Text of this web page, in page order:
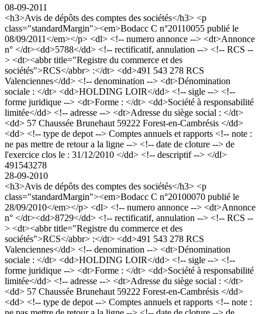
08-09-2011
<h3>Avis de dépôts des comptes des sociétés</h3> <p
class="standardMargin"><em>Bodacc C n°20110055 publié le
08/09/2011</em></p> <dl> <!-- numero annonce --> <dt>Annonce
n° </dt><dd>5788</dd> <!-- rectificatif, annulation --> <!-- RCS --
> <dt><abbr title="Registre du commerce et des
sociétés">RCS</abbr> :</dt> <dd>491 543 278 RCS
Valenciennes</dd> <!-- denomination --> <dt>Dénomination
sociale : </dt> <dd>HOLDING LOIR</dd> <!-- sigle --> <!--
forme juridique --> <dt>Forme : </dt> <dd>Société à responsabilité
limitée</dd> <!-- adresse --> <dt>Adresse du siège social : </dt>
<dd> 57 Chaussée Brunehaut 59222 Forest-en-Cambrésis </dd>
<dd> <!-- type de depot --> Comptes annuels et rapports <!-- note :
ne pas mettre de retour a la ligne --> <!-- date de cloture --> de
l'exercice clos le : 31/12/2010 </dd> <!-- descriptif --> </dl>
491543278
28-09-2010
<h3>Avis de dépôts des comptes des sociétés</h3> <p
class="standardMargin"><em>Bodacc C n°20100070 publié le
28/09/2010</em></p> <dl> <!-- numero annonce --> <dt>Annonce
n° </dt><dd>8729</dd> <!-- rectificatif, annulation --> <!-- RCS --
> <dt><abbr title="Registre du commerce et des
sociétés">RCS</abbr> :</dt> <dd>491 543 278 RCS
Valenciennes</dd> <!-- denomination --> <dt>Dénomination
sociale : </dt> <dd>HOLDING LOIR</dd> <!-- sigle --> <!--
forme juridique --> <dt>Forme : </dt> <dd>Société à responsabilité
limitée</dd> <!-- adresse --> <dt>Adresse du siège social : </dt>
<dd> 57 Chaussée Brunehaut 59222 Forest-en-Cambrésis </dd>
<dd> <!-- type de depot --> Comptes annuels et rapports <!-- note :